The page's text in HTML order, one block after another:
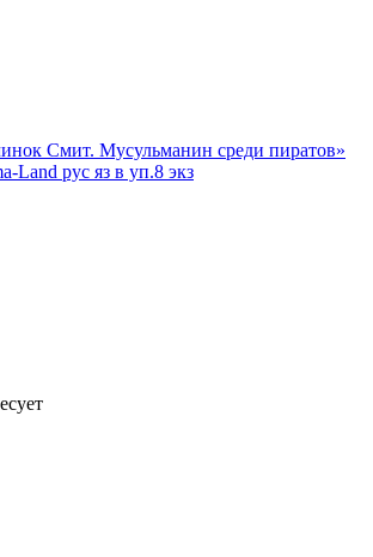
Смит. Мусульманин среди пиратов»
Land рус яз в уп.8 экз